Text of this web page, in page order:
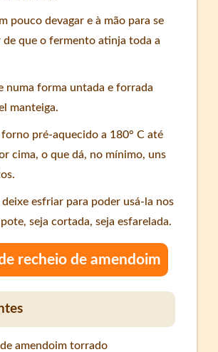
pouco devagar e à mão para se
que o fermento atinja toda a
numa forma untada e forrada
manteiga.
forno pré-aquecido a 180° C até
cima, o que dá, no mínimo, uns
deixe esfriar para poder usá-la nos
seja cortada, seja esfarelada.
recheio de amendoim
amendoim torrado